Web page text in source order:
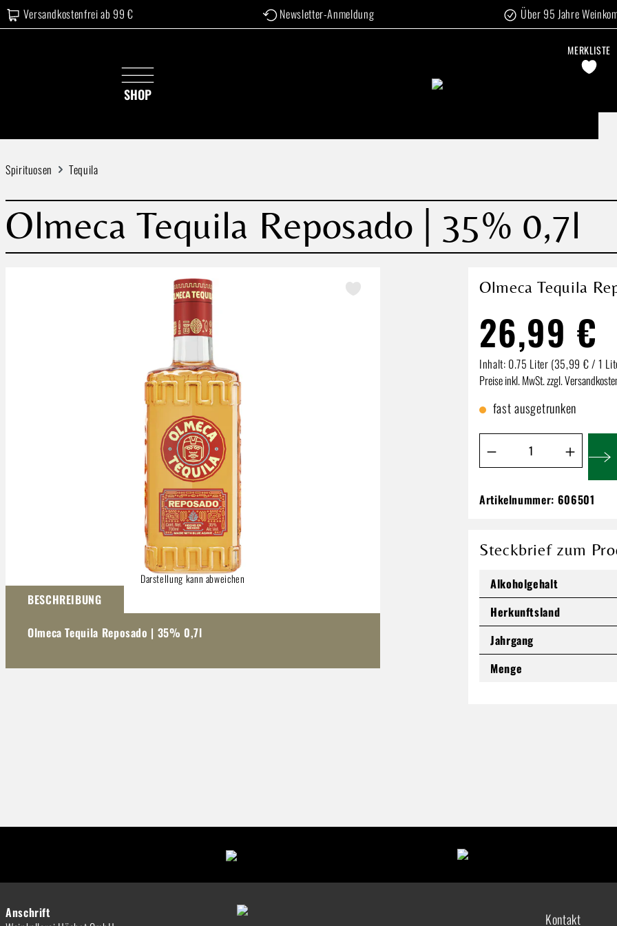
Hauptinhalt springen
Zur Suche springen
Zur Hauptnavigation springen
Versandkostenfrei ab 99 € Newsletter-Anmeldung Über 95 Jahre
SHOP
MERKLISTE
Spirituosen Tequila
Olmeca Tequila Reposado | 35% 0,7l
Darstellung kann abweichen
BESCHREIBUNG
Olmeca Tequila Reposado | 35% 0,7l
Olmeca Tequila
26,99 €
Inhalt: 0.75 Liter (35,99 € / 1
Preise inkl. MwSt. zzgl.
fast ausgetrunken
Produkt Anzahl: Gib
26,99 €
Inhalt:0.75 Liter (35,99 € / 1
Preise inkl. MwSt. zzgl. Versandkosten
Artikelnummer: 606501
Steckbrief zum
Alkoholgehalt
Herkunftsland
Jahrgang
Menge
Anschrift
Kontakt